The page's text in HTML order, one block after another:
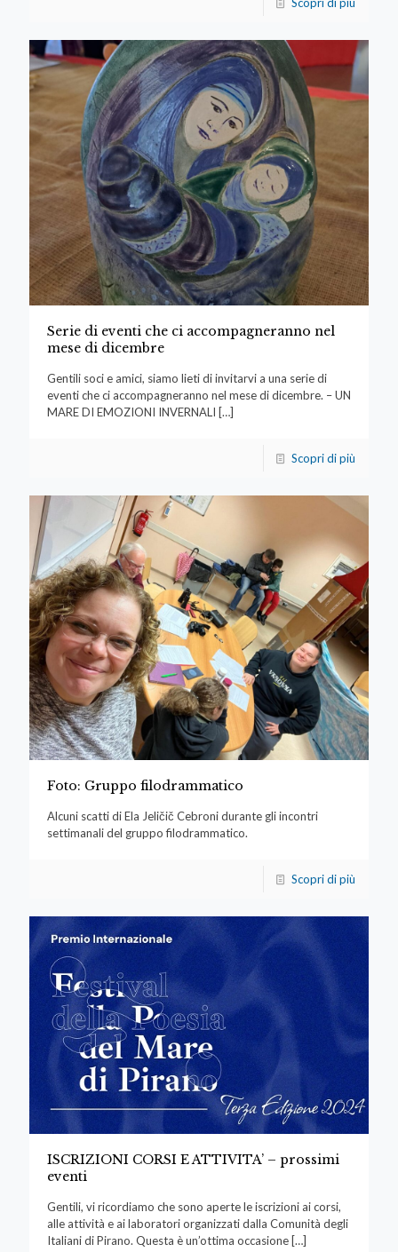
Scopri di più
Serie di eventi che ci accompagneranno nel
mese di dicembre
Gentili soci e amici, siamo lieti di invitarvi a una serie di
eventi che ci accompagneranno nel mese di dicembre. – UN
MARE DI EMOZIONI INVERNALI […]
Scopri di più
Foto: Gruppo filodrammatico
Alcuni scatti di Ela Jeličič Cebroni durante gli incontri
settimanali del gruppo filodrammatico.
Scopri di più
ISCRIZIONI CORSI E ATTIVITA’ – prossimi
eventi
Gentili, vi ricordiamo che sono aperte le iscrizioni ai corsi,
alle attività e ai laboratori organizzati dalla Comunità degli
Italiani di Pirano. Questa è un’ottima occasione […]